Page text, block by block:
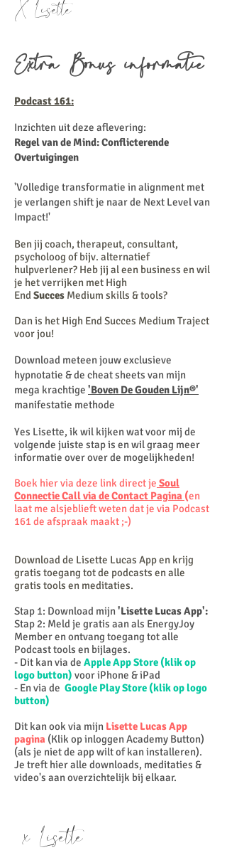
X Lisette
Extra Bonus informatie
Podcast 161:
Inzichten uit deze aflevering:
Regel van de Mind: Conflicterende
Overtuigingen
'Volledige transformatie in alignment met
je verlangen shift je naar de Next Level van
Impact!'
Ben jij coach, therapeut, consultant,
psycholoog of bijv. alternatief
hulpverlener? Heb jij al een business en wil
je het verrijken met High
End Succes Medium skills & tools?
Dan is het High End Succes Medium Traject
voor jou!
Download meteen jouw exclusieve
hypnotatie & de cheat sheets van mijn
mega krachtige 'Boven De Gouden Lijn®'
manifestatie methode
Yes Lisette, ik wil kijken wat voor mij de
volgende juiste stap is en wil graag meer
informatie over over de mogelijkheden!
Boek hier via deze link direct je Soul
Connectie Call via de Contact Pagina (en
laat me alsjeblieft weten dat je via Podcast
161 de afspraak maakt ;-)
Download de Lisette Lucas App en krijg
gratis toegang tot de podcasts en alle
gratis tools en meditaties.
Stap 1: Download mijn'Lisette Lucas App':
Stap 2: Meld je gratis aan als EnergyJoy
Member en ontvang toegang tot alle
Podcast tools en bijlages.
- Dit kan via de Apple App Store (klik op
logo button) voor iPhone & iPad
- En via de Google Play Store (klik op logo
button)
Dit kan ook via mijn Lisette Lucas App
pagina (Klik op inloggen Academy Button)
(als je niet de app wilt of kan installeren).
Je treft hier alle downloads, meditaties &
video's aan overzichtelijk bij elkaar.
x Lisette